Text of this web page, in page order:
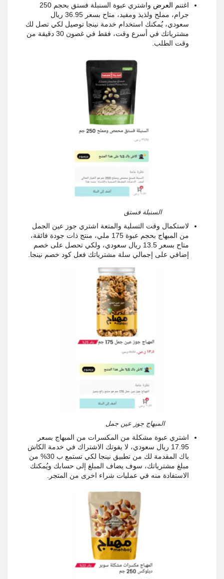
اغتنم العرض
واشتري عبوة السنبلة فستق بحجم 250
جرام، مملح ولذيذ ومفيد، متاح بسعر 36.95 ريال
سعودي، يُمكنك استخدام خدمة نينجا توصيل لكي تصل لك
مشترياتك في أسرع وقت، فقط في غصون 30 دقيقة من
وقت الطلب.
السنبلة فستق
لاستكمال وقت التسلية والمتعة اشتري جوز عين الجمل
من المبهاج بحجم عبوة 175 ملي، منتج ذات جودة فائقة،
متاح بسعر 13.5 ريال سعودي، ولكي تحصل على خصم
إضافي على إجمالي سلة مشترياتك فعل كود خصم نينجا.
المبهاج جوز عين جمل
اشتري عبوة مشكلة من المكسرات من المبهاج بسعر
17.95 ريال سعودي، لا يفوتك الاشتراك في خدمة الكاش
باك المقدمة لك من تطبيق نينجا لكي تستمع ب 30% من
مبلغ مشترياتك، سوف يضاف المبلغ إلى حسابك ويُمكنك
الاستفادة منه في عمليات شراء اخرى من المتجر.